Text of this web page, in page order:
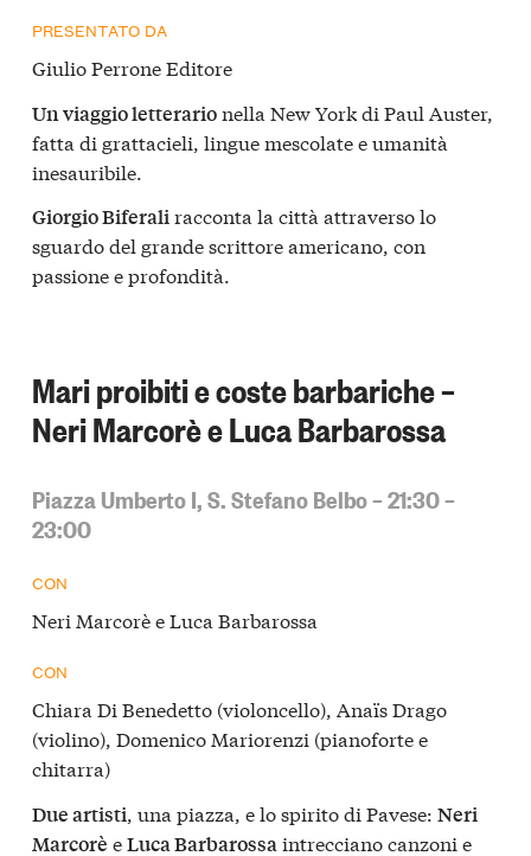
PRESENTATO DA
Giulio Perrone Editore
Un viaggio letterarionella New York di Paul Auster,
fatta di grattacieli, lingue mescolate e umanità
inesauribile.
Giorgio Biferaliracconta la città attraverso lo
sguardo del grande scrittore americano, con
passione e profondità.
Mari proibiti e coste barbariche –
Neri Marcorè e Luca Barbarossa
Piazza Umberto I, S. Stefano Belbo – 21:30 –
23:00
CON
Neri Marcorè e Luca Barbarossa
CON
Chiara Di Benedetto (violoncello), Anaïs Drago
(violino), Domenico Mariorenzi (pianoforte e
chitarra)
Due artisti, una piazza, e lo spirito di Pavese: Neri
Marcorè eLuca Barbarossaintrecciano canzoni e